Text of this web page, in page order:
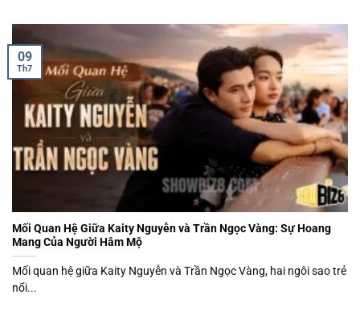
Mối Quan Hệ Giữa Kaity Nguyễn và Trần Ngọc Vàng: Sự Hoang
Mang Của Người Hâm Mộ
Mối quan hệ giữa Kaity Nguyễn và Trần Ngọc Vàng, hai ngôi sao trẻ
nổi...
09
Th7